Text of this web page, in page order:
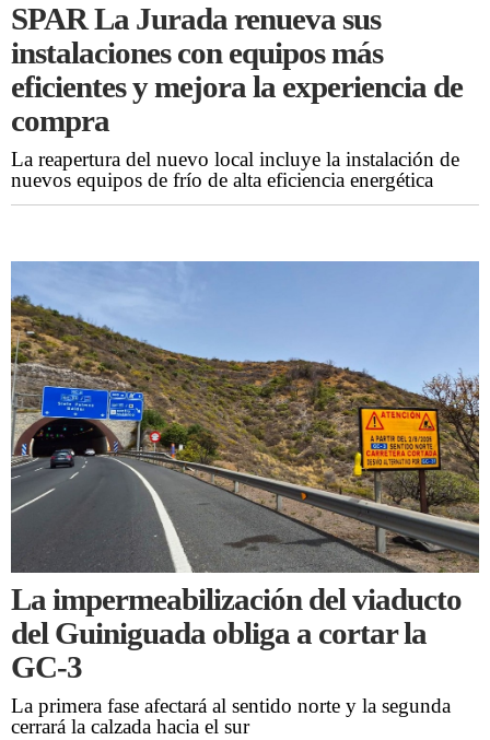
SPAR La Jurada renueva sus
instalaciones con equipos más
eficientes y mejora la experiencia de
compra
La reapertura del nuevo local incluye la instalación de
nuevos equipos de frío de alta eficiencia energética
La impermeabilización del viaducto
del Guiniguada obliga a cortar la
GC-3
La primera fase afectará al sentido norte y la segunda
cerrará la calzada hacia el sur